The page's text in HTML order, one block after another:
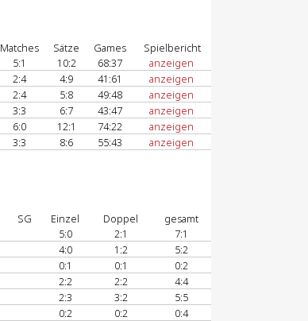
Matches Sätze Games
Spielbericht
5:1 10:2 68:37
anzeigen
2:4 4:9 41:61
anzeigen
2:4 5:8 49:48
anzeigen
3:3 6:7 43:47
anzeigen
6:0 12:1 74:22
anzeigen
3:3 8:6 55:43 anzeigen
SG Einzel Doppel
gesamt
5:0 2:1
7:1
4:0 1:2
5:2
0:1 0:1
0:2
2:2 2:2
4:4
2:3 3:2
5:5
0:2 0:2
0:4